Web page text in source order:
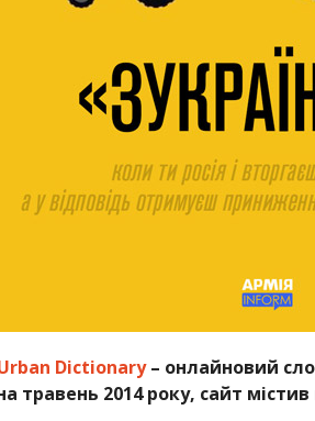
Dictionary– онлайновий
травень 2014 року, сайт